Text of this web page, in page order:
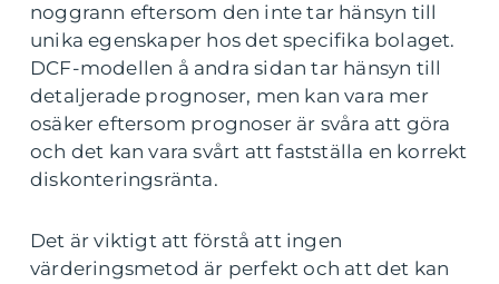
noggrann eftersom den inte tar hänsyn till
unika egenskaper hos det specifika bolaget.
DCF-modellen å andra sidan tar hänsyn till
detaljerade prognoser, men kan vara mer
osäker eftersom prognoser är svåra att göra
och det kan vara svårt att fastställa en korrekt
diskonteringsränta.
Det är viktigt att förstå att ingen
värderingsmetod är perfekt och att det kan